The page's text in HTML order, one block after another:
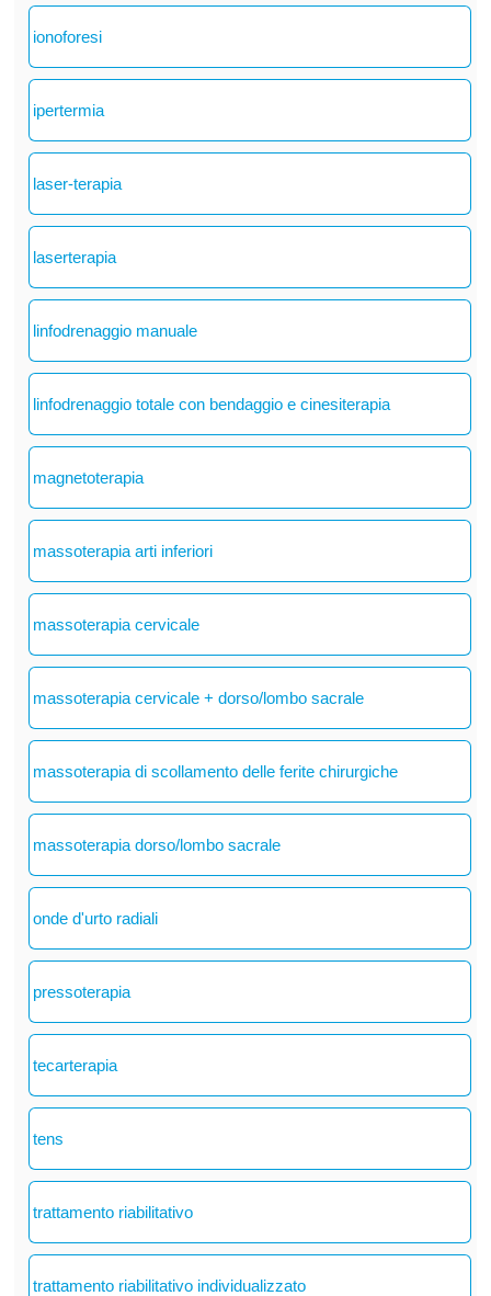
ionoforesi
ipertermia
laser-terapia
laserterapia
linfodrenaggio manuale
linfodrenaggio totale con bendaggio e cinesiterapia
magnetoterapia
massoterapia arti inferiori
massoterapia cervicale
massoterapia cervicale + dorso/lombo sacrale
massoterapia di scollamento delle ferite chirurgiche
massoterapia dorso/lombo sacrale
onde d'urto radiali
pressoterapia
tecarterapia
tens
trattamento riabilitativo
trattamento riabilitativo individualizzato